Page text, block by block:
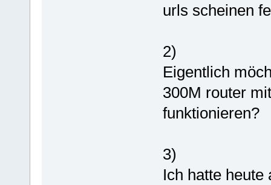
urls scheinen
2)
Eigentlich
300M router
funktionieren?
3)
Ich hatte heute